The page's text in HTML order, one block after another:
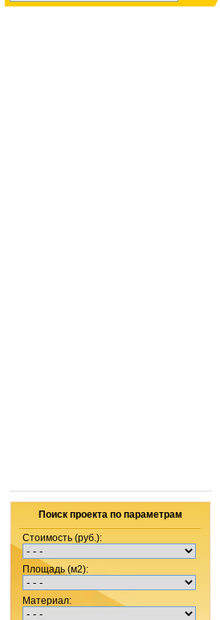
Поиск проекта по параметрам
Стоимость (руб.):
Площадь (м2):
Материал: